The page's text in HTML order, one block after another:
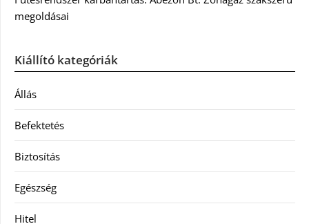
megoldásai
Kiállító kategóriák
Állás
Befektetés
Biztosítás
Egészség
Hitel